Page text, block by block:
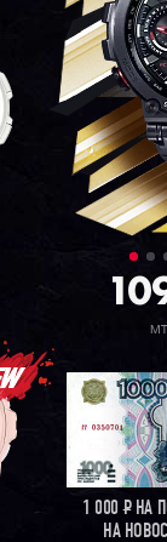
1 000РНА
НА